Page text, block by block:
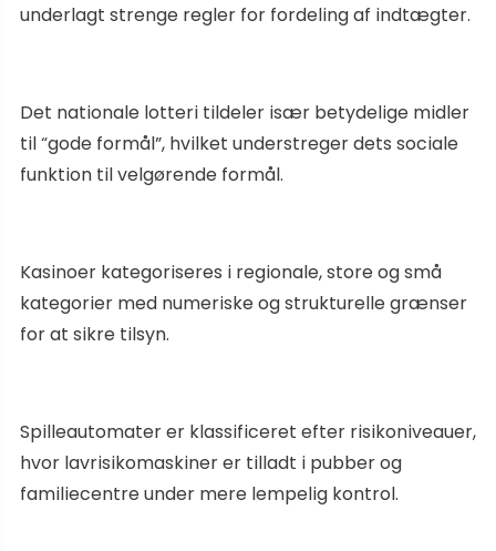
underlagt strenge regler for fordeling af indtægter.
Det nationale lotteri tildeler især betydelige midler
til “gode formål”, hvilket understreger dets sociale
funktion til velgørende formål.
Kasinoer kategoriseres i regionale, store og små
kategorier med numeriske og strukturelle grænser
for at sikre tilsyn.
Spilleautomater er klassificeret efter risikoniveauer,
hvor lavrisikomaskiner er tilladt i pubber og
familiecentre under mere lempelig kontrol.